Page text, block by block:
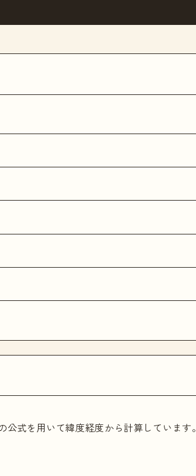
式を用いて緯度経度から計算しています。